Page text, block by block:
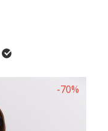
-70%